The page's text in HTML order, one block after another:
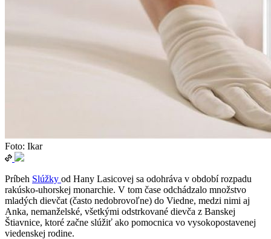
Foto: Ikar
Príbeh Slúžky od Hany Lasicovej sa odohráva v období rozpadu
rakúsko-uhorskej monarchie. V tom čase odchádzalo množstvo
mladých dievčat (často nedobrovoľne) do Viedne, medzi nimi aj
Anka, nemanželské, všetkými odstrkované dievča z Banskej
Štiavnice, ktoré začne slúžiť ako pomocnica vo vysokopostavenej
viedenskej rodine.